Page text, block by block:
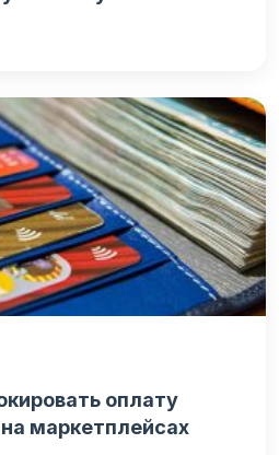
оплату
маркетплейсах